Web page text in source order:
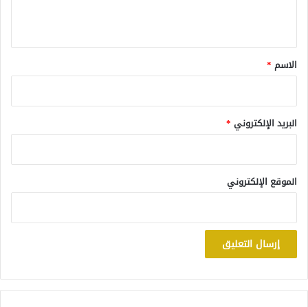
*
الاسم *
البريد الإلكتروني *
الموقع الإلكتروني